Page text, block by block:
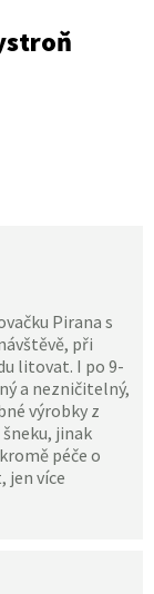
Pirana s
při
litovat. I po 9-
a nezničitelný,
výrobky z
jinak
péče o
jen více